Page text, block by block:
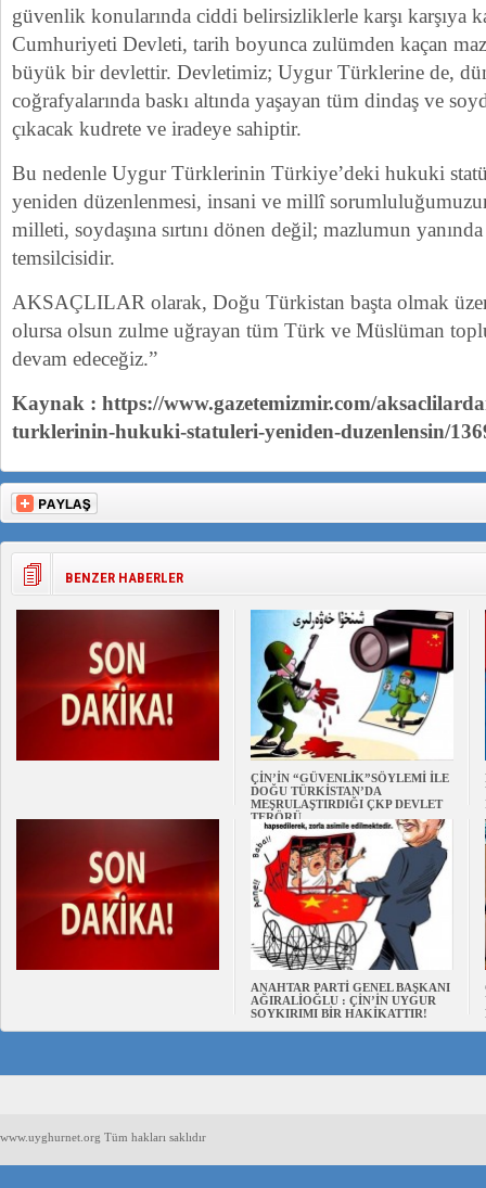
güvenlik konularında ciddi belirsizliklerle karşı karşıya
Cumhuriyeti Devleti, tarih boyunca zulümden kaçan
büyük bir devlettir. Devletimiz; Uygur Türklerine de,
coğrafyalarında baskı altında yaşayan tüm dindaş ve
çıkacak kudrete ve iradeye sahiptir.
Bu nedenle Uygur Türklerinin Türkiye’deki hukuki
yeniden düzenlenmesi, insani ve millî
milleti, soydaşına sırtını dönen değil; mazlumun
temsilcisidir.
AKSAÇLILAR olarak, Doğu Türkistan başta olmak
olursa olsun zulme uğrayan tüm Türk ve Müslüman
devam edeceğiz.”
Kaynak : https://www.gazetemizmir.com/
turklerinin-hukuki-statuleri-yeniden-duzenlensin/
BENZER HABERLER
ÇİN’İN “GÜVENLİK”SÖYLEMİ İLE
DOĞU TÜRKİSTAN’DA
MEŞRULAŞTIRDIĞI ÇKP DEVLET
TERÖRÜ
ANAHTAR PARTİ GENEL BAŞKANI
AĞIRALİOĞLU : ÇİN’İN UYGUR
SOYKIRIMI BİR HAKİKATTIR!
www.uyghurnet.org Tüm hakları saklıdır